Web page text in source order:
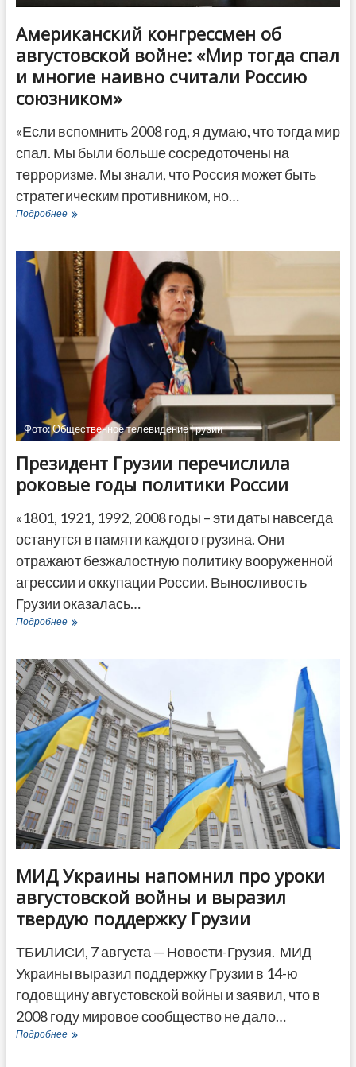
Американский конгрессмен об
августовской войне: «Мир тогда спал
и многие наивно считали Россию
союзником»
«Если вспомнить 2008 год, я думаю, что тогда мир
спал. Мы были больше сосредоточены на
терроризме. Мы знали, что Россия может быть
стратегическим противником, но…
ПодробнееАмериканский
августовской
войне:
«Мир
тогда
спал
многие
наивно
считали
Россию
союзником»
Фото: Общественное телевидение Грузии
Президент Грузии перечислила
роковые годы политики России
«1801, 1921, 1992, 2008 годы – эти даты навсегда
останутся в памяти каждого грузина. Они
отражают безжалостную политику вооруженной
агрессии и оккупации России. Выносливость
Грузии оказалась…
ПодробнееПрезидент
роковые
годы
политики
России
МИД Украины напомнил про уроки
августовской войны и выразил
твердую поддержку Грузии
ТБИЛИСИ, 7 августа — Новости-Грузия. МИД
Украины выразил поддержку Грузии в 14-ю
годовщину августовской войны и заявил, что в
2008 году мировое сообщество не дало…
ПодробнееМИД